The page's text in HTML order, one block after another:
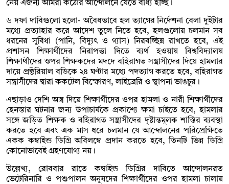
নেয় এজন্য আমরা কঠোর আন্দোলনে যেতে বাধ্য হচ্ছি।
৬ দফা দাবিগুলো হলো- অবৈধভাবে হল ত্যাগের নির্দেশনা বেলা দুইটার
মধ্যে প্রত্যাহার করে আদেশ তুলে নিতে হবে, হলগুলোয় চলমান সব
ধরনের সুবিধা (পানি, বিদ্যুৎ ও গ্যাস) নিরবচ্ছিন্ন রাখতে হবে, এই
প্রশাসন শিক্ষার্থীদের নিরাপত্তা দিতে ব্যর্থ হওয়ায় বিশ্ববিদ্যালয়
শিক্ষার্থীদের ওপর শিক্ষকদের মদদে বহিরাগত সন্ত্রাসীদের দিয়ে হামলার
দায়ে প্রক্টরিয়াল বডিকে ২৪ ঘণ্টার মধ্যে পদত্যাগ করতে হবে, বহিরাগত
সন্ত্রাসীদের দ্বারা ককটেল বিস্ফোরণ, লাইব্রেরি ও স্থাপনা ভাঙচুর।
এছাড়াও দেশি অস্ত্র দিয়ে শিক্ষার্থীদের ওপর হামলা ও নারী শিক্ষার্থীদের
হেনস্তার ঘটনার জন্য উপাচার্যকে প্রকাশ্যে ক্ষমা চাইতে হবে, হামলার
সঙ্গে জড়িত শিক্ষক ও বহিরাগত সন্ত্রাসীদের দৃষ্টান্তমূলক শাস্তির ব্যবস্থা
করতে হবে এবং এক মাস ধরে চলমান যে আন্দোলনের পরিপ্রেক্ষিতে
একক কম্বাইন্ড ডিগ্রি অবিলম্বে প্রদান করতে হবে, তিনটি ভিন্ন ডিগ্রি
কোনোভাবেই গ্রহণযোগ্য নয়।
উল্লেখ্য, রোববার রাতে কম্বাইন্ড ডিগ্রির দাবিতে আন্দোলনরত
ভেটেরিনারি ও পশুপালন অনুষদের শিক্ষার্থীদের ওপর হামলা চালায়